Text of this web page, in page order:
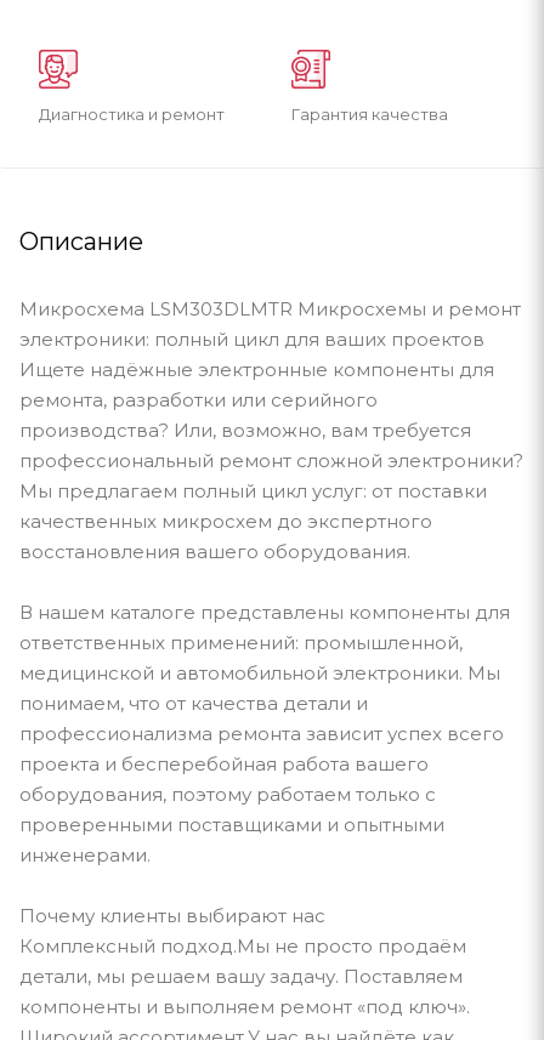
Диагностика и ремонт Гарантия качества
Описание
Микросхема LSM303DLMTR Микросхемы и ремонт
электроники: полный цикл для ваших проектов
Ищете надёжные электронные компоненты для
ремонта, разработки или серийного
производства? Или, возможно, вам требуется
профессиональный ремонт сложной электроники?
Мы предлагаем полный цикл услуг: от поставки
качественных микросхем до экспертного
восстановления вашего оборудования.
В нашем каталоге представлены компоненты для
ответственных применений: промышленной,
медицинской и автомобильной электроники. Мы
понимаем, что от качества детали и
профессионализма ремонта зависит успех всего
проекта и бесперебойная работа вашего
оборудования, поэтому работаем только с
проверенными поставщиками и опытными
инженерами.
Почему клиенты выбирают нас
Комплексный подход.Мы не просто продаём
детали, мы решаем вашу задачу. Поставляем
компоненты и выполняем ремонт «под ключ».